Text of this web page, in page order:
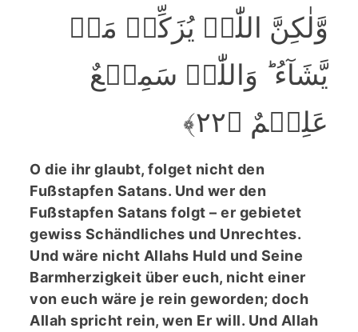
وَّلٰکِنَّ اللّٰہَ یُزَکِّیۡ مَنۡ
یَّشَآءُ ؕ وَاللّٰہُ سَمِیۡعٌ
عَلِیۡمٌ ﴿۲۲﴾
O die ihr glaubt, folget nicht den
Fußstapfen Satans. Und wer den
Fußstapfen Satans folgt – er gebietet
gewiss Schändliches und Unrechtes.
Und wäre nicht Allahs Huld und Seine
Barmherzigkeit über euch, nicht einer
von euch wäre je rein geworden; doch
Allah spricht rein, wen Er will. Und Allah